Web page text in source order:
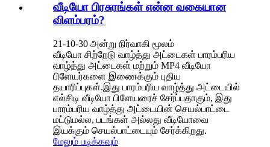
வீடியோ பிரசுரங்கள் என்ன வகையான
விளம்பரம்?
21-10-30 அன்று நிர்வாகி மூலம்
வீடியோ சிற்றேடு வாழ்த்து அட்டைகள் பாரம்பரிய
வாழ்த்து அட்டைகள் மற்றும் MP4 வீடியோ
பிளேயர்களை இணைக்கும் புதிய
தயாரிப்புகள்.இது பாரம்பரிய வாழ்த்து அட்டையில்
எல்சிடி வீடியோ பிளேயரைச் சேர்ப்பதாகும், இது
பாரம்பரிய வாழ்த்து அட்டையின் செயல்பாட்டை
மட்டுமல்ல, படங்கள் அல்லது வீடியோவை
இயக்கும் செயல்பாட்டையும் சேர்க்கிறது.
மேலும் படிக்கவும்